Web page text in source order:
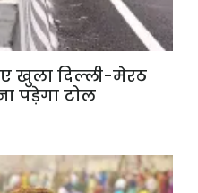
खुला दिल्ली-मेरठ
पड़ेगा टोल